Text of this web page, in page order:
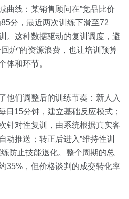
曲线：某销售顾问在”竞品比价
分，最近两次训练下滑至72
。这种数据驱动的复训调度，避
炉”的资源浪费，也让培训预算
体和环节。
他们调整后的训练节奏：新人入
日15分钟，建立基础反应模式；
针对性复训，由系统根据真实客
动推送；转正后进入”维持性训
防止技能退化。整个周期的总
35%，但价格谈判的成交转化率